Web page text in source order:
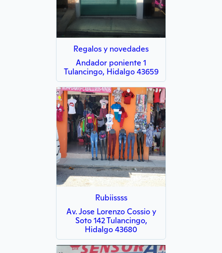
Regalos y novedades
Andador poniente 1
Tulancingo, Hidalgo 43659
Rubiissss
Av. Jose Lorenzo Cossio y
Soto 142 Tulancingo,
Hidalgo 43680